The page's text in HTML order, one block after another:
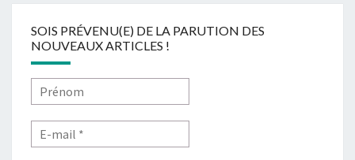
SOIS PRÉVENU(E) DE LA PARUTION DES
NOUVEAUX ARTICLES !